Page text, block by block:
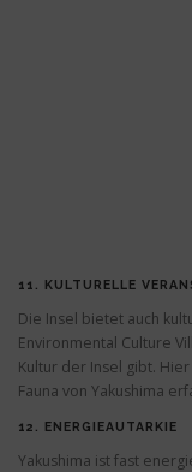
11. KULTURELLE
Die Insel bietet auch
Environmental Culture
Kultur der Insel gibt.
Fauna von Yakushima
12. ENERGIEAUTARKIE
Yakushima ist fast